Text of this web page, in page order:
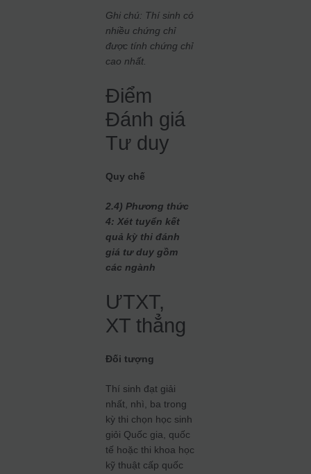
Ghi chú: Thí sinh có
nhiều chứng chỉ
được tính chứng chỉ
cao nhất.
Điểm
Đánh giá
Tư duy
Quy chế
2.4) Phương thức
4: Xét tuyển kết
quả kỳ thi đánh
giá tư duy gồm
các ngành
ƯTXT,
XT thẳng
Đối tượng
Thí sinh đạt giải
nhất, nhì, ba trong
kỳ thi chọn học sinh
giỏi Quốc gia, quốc
tế hoặc thi khoa học
kỹ thuật cấp quốc